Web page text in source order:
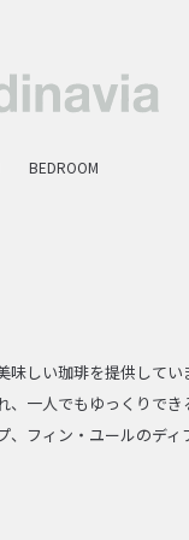
BEDROOM
しい珈琲を提供して
一人でもゆっくりで
フィン・ユールのデ